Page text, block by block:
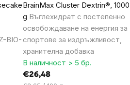
BIO-
BrainMax Cluster Dextrin®, 1000
g Въглехидрат с постепенно
освобождаване на енергия за
спортове за издръжливост,
хранителна добавка
В наличност > 5 бр.
€26,48